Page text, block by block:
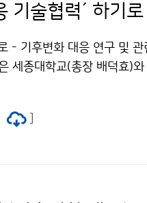
기술협력´ 하기로
- 기후변화 대응 연구 및
세종대학교(총장 배덕효)